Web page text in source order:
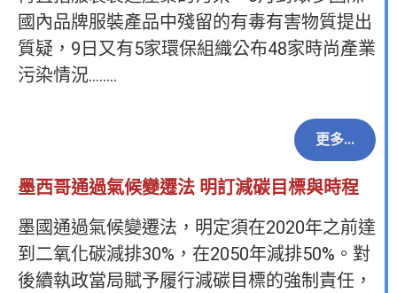
國內品牌服裝產品中殘留的有毒有害物質提出
質疑，9日又有5家環保組織公布48家時尚產業
污染情況……..
更多...
墨西哥通過氣候變遷法 明訂減碳目標與時程
墨國通過氣候變遷法，明定須在2020年之前達
到二氧化碳減排30%，在2050年減排50%。對
後續執政當局賦予履行減碳目標的強制責任，